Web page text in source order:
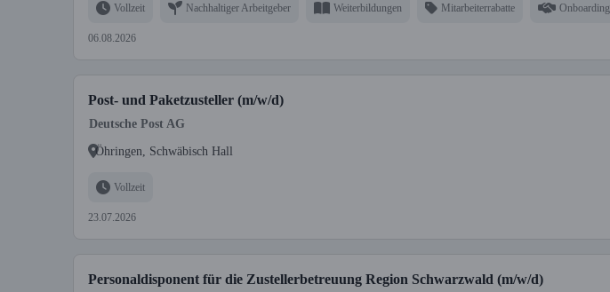
Vollzeit Nachhaltiger Arbeitgeber Weiterbildungen Mitarbeiterrabatte Onboarding
06.08.2026
Post- und Paketzusteller (m/w/d)
Deutsche Post AG
Öhringen, Schwäbisch Hall
Vollzeit
23.07.2026
Personaldisponent für die Zustellerbetreuung Region Schwarzwald (m/w/d)